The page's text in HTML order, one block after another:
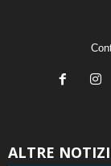
ALTRE